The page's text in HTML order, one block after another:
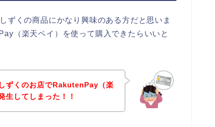
ずくの商品にかなり興味のある方だと思いま
（楽天ペイ）を使って購入できたらいいと
ずくのお店でRakutenPay（楽
生してしまった！！